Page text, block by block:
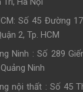
Số 45 Đường
2, Tp. HCM
Ninh : Số 289
Ninh
nội thất : Số 45